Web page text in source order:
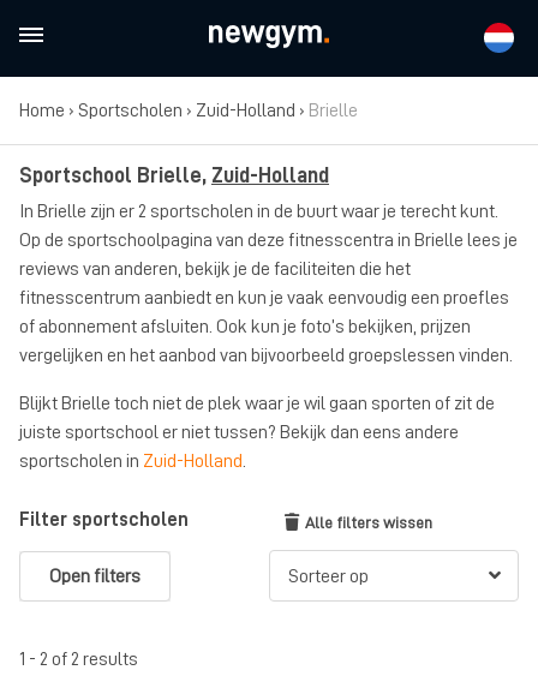
Home › Sportscholen › Zuid-Holland › Brielle
Sportschool Brielle, Zuid-Holland
In Brielle zijn er 2 sportscholen in de buurt waar je terecht kunt.
Op de sportschoolpagina van deze fitnesscentra in Brielle lees je
reviews van anderen, bekijk je de faciliteiten die het
fitnesscentrum aanbiedt en kun je vaak eenvoudig een proefles
of abonnement afsluiten. Ook kun je foto’s bekijken, prijzen
vergelijken en het aanbod van bijvoorbeeld groepslessen vinden.
Blijkt Brielle toch niet de plek waar je wil gaan sporten of zit de
juiste sportschool er niet tussen? Bekijk dan eens andere
sportscholen in Zuid-Holland
Filter sportscholen
Open filters
Alle filters wissen
1 - 2 of 2 results